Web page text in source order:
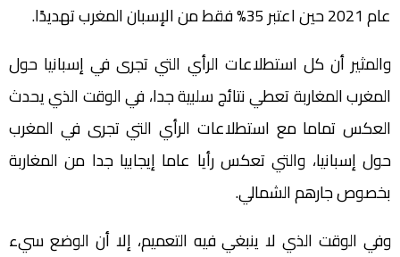
عام 2021 حين اعتبر 35% فقط من الإسبان المغرب تهديدًا.
والمثير أن كل استطلاعات الرأي التي تجرى في إسبانيا حول
المغرب المغاربة تعطي نتائج سلبية جدا، في الوقت الذي يحدث
العكس تماما مع استطلاعات الرأي التي تجرى في المغرب
حول إسبانيا، والتي تعكس رأيا عاما إيجابيا جدا من المغاربة
بخصوص جارهم الشمالي.
وفي الوقت الذي لا ينبغي فيه التعميم، إلا أن الوضع سيء